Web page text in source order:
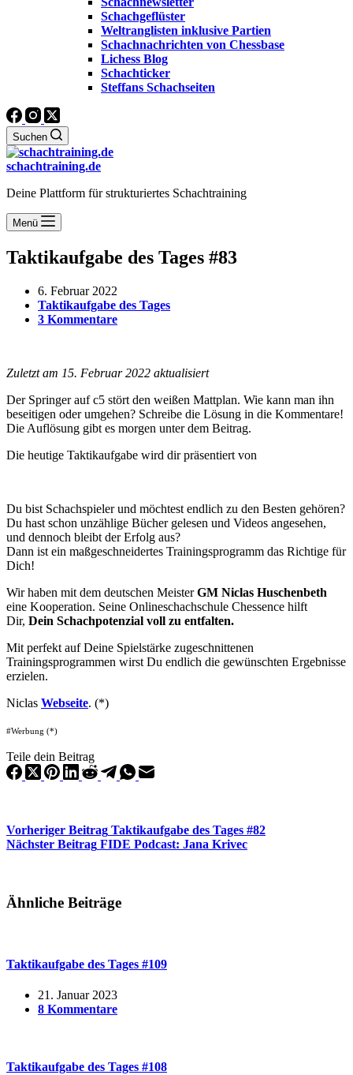
Schachgeflüster
Weltranglisten inklusive Partien
Schachnachrichten von Chessbase
Lichess Blog
Schachticker
Steffans Schachseiten
Suchen
schachtraining.de
Deine Plattform für strukturiertes Schachtraining
Menü
Taktikaufgabe des Tages #83
6. Februar 2022
Taktikaufgabe des Tages
3 Kommentare
Zuletzt am 15. Februar 2022 aktualisiert
Der Springer auf c5 stört den weißen Mattplan. Wie kann man ihn
beseitigen oder umgehen? Schreibe die Lösung in die Kommentare!
Die Auflösung gibt es morgen unter dem Beitrag.
Die heutige Taktikaufgabe wird dir präsentiert von
Du bist Schachspieler und möchtest endlich zu den Besten gehören?
Du hast schon unzählige Bücher gelesen und Videos angesehen,
und dennoch bleibt der Erfolg aus?
Dann ist ein maßgeschneidertes Trainingsprogramm das Richtige für
Dich!
Wir haben mit dem deutschen MeisterGM Niclas Huschenbeth
eine Kooperation. Seine Onlineschachschule Chessence hilft
Dir, Dein Schachpotenzial voll zu entfalten.
Mit perfekt auf Deine Spielstärke zugeschnittenen
Trainingsprogrammen wirst Du endlich die gewünschten Ergebnisse
erzielen.
Niclas Webseite. (*)
#Werbung (*)
Teile dein Beitrag
Vorheriger Beitrag Taktikaufgabe des Tages #82
Nächster Beitrag FIDE Podcast: Jana Krivec
Ähnliche Beiträge
Taktikaufgabe des Tages #109
21. Januar 2023
8 Kommentare
Taktikaufgabe des Tages #108